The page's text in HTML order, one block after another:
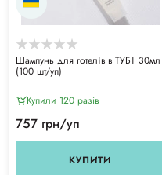
Шампунь для готелів в ТУБІ 30мл
(100 шт/уп)
Купили 120 разiв
757 грн/уп
КУПИТИ